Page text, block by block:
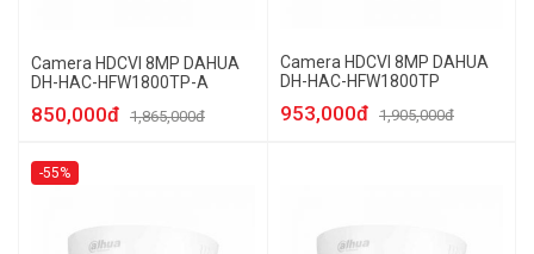
Camera HDCVI 8MP DAHUA
DH-HAC-HFW1800TP-A
850,000đ 1,865,000đ
Camera HDCVI 8MP DAHUA
DH-HAC-HFW1800TP
953,000đ 1,905,000đ
-55%